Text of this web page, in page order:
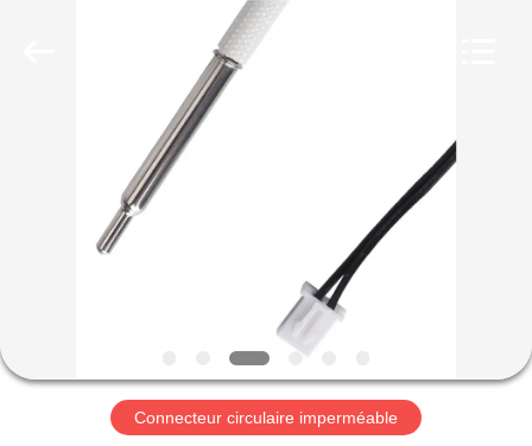
PRODUITS
DE
NOUS
Connecteur circulaire imperméable